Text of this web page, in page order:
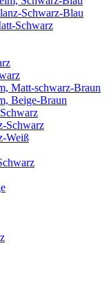
Schwarz-Blau
Schwarz
Matt-schwarz-Braun
Beige-Braun
Schwarz
Weiß